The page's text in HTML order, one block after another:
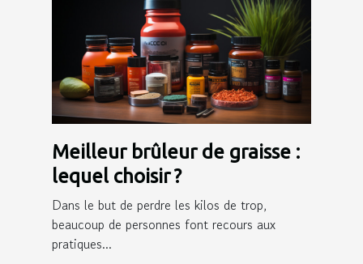
Meilleur brûleur de graisse :
lequel choisir ?
Dans le but de perdre les kilos de trop,
beaucoup de personnes font recours aux
pratiques...